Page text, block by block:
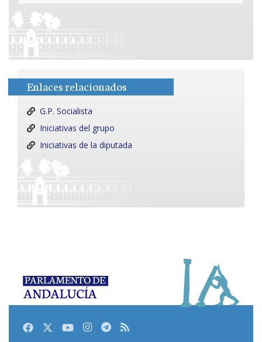
Enlaces relacionados
G.P. Socialista
Iniciativas del grupo
Iniciativas de la diputada
FacebookTwitterYoutubeInstagram
Telegram
RSS